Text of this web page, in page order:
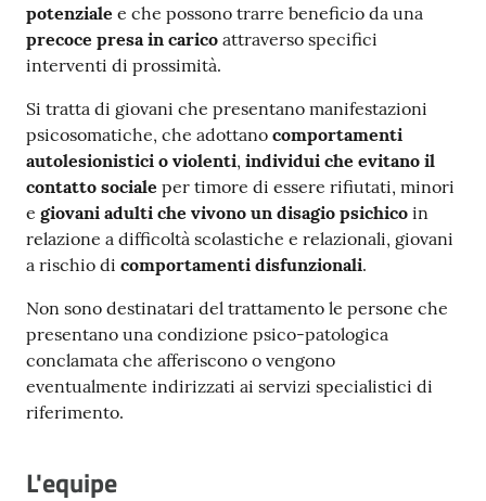
Seguici
su
potenziale e che possono trarre beneficio da una
precoce presa in carico attraverso specifici
interventi di prossimità.
Si tratta di giovani che presentano manifestazioni
psicosomatiche, che adottano comportamenti
autolesionistici o violenti, individui che evitano il
contatto sociale per timore di essere rifiutati, minori
e giovani adulti che vivono un disagio psichico in
relazione a difficoltà scolastiche e relazionali, giovani
a rischio di comportamenti disfunzionali.
Non sono destinatari del trattamento le persone che
presentano una condizione psico-patologica
conclamata che afferiscono o vengono
eventualmente indirizzati ai servizi specialistici di
riferimento.
L'equipe